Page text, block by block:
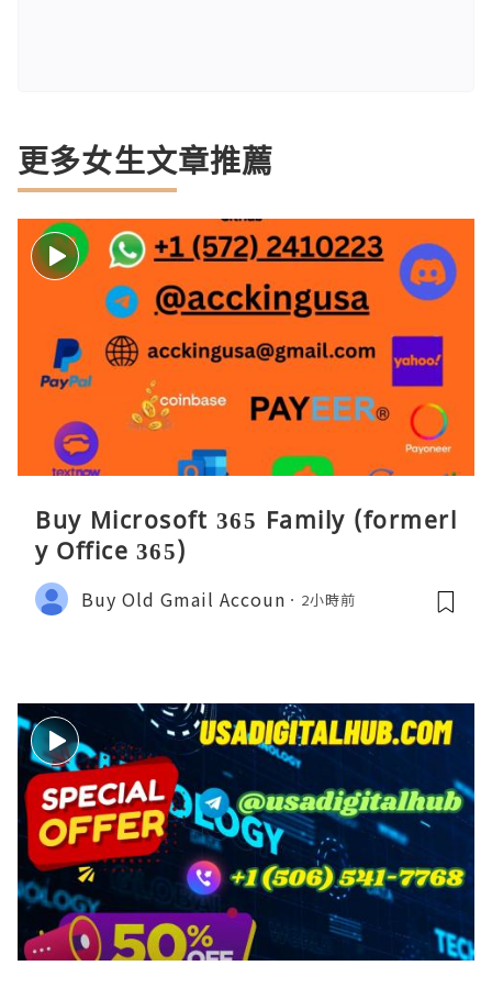
更多女生文章推薦
Buy Microsoft 365 Family (formerl
y Office 365)
Buy Old Gmail Accoun 2小時前